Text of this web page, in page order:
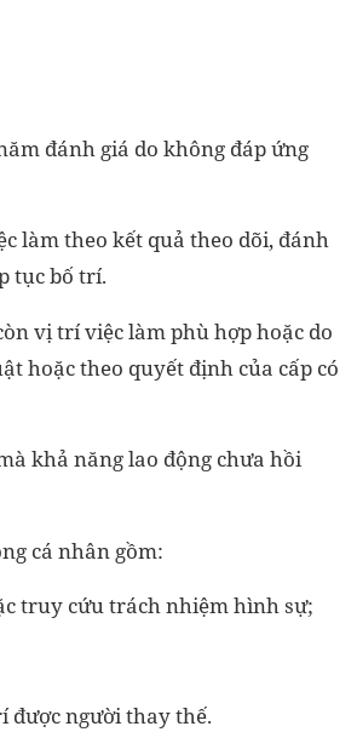
đánh giá do không đáp ứng
làm theo kết quả theo dõi, đánh
tục bố trí.
vị trí việc làm phù hợp hoặc do
hoặc theo quyết định của cấp có
khả năng lao động chưa hồi
cá nhân gồm:
truy cứu trách nhiệm hình sự;
được người thay thế.